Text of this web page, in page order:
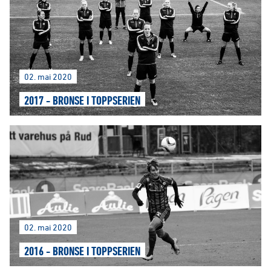
02. mai 2020
2017 - BRONSE I TOPPSERIEN
02. mai 2020
2016 - BRONSE I TOPPSERIEN